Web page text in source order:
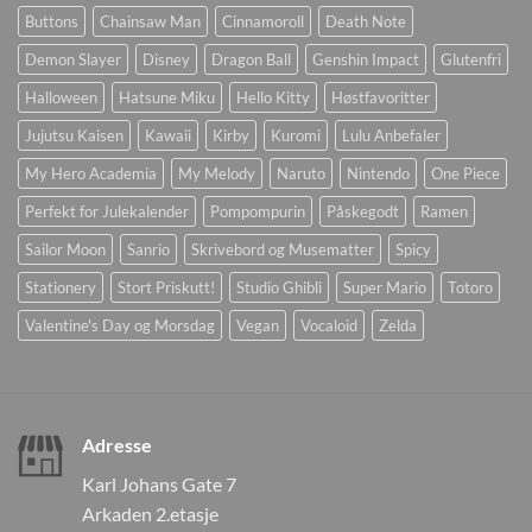
Buttons
Chainsaw Man Cinnamoroll
Death Note
Demon Slayer
Disney Dragon Ball Genshin Impact
Glutenfri
Halloween
Hatsune Miku Hello Kitty
Høstfavoritter
Jujutsu Kaisen
Kawaii Kirby Kuromi
Lulu Anbefaler
My Hero Academia
My Melody Naruto Nintendo
One Piece
Perfekt for Julekalender
Pompompurin Påskegodt
Ramen
Sailor Moon
Sanrio Skrivebord og Musematter
Spicy
Stationery
Stort Priskutt! Studio Ghibli Super Mario
Totoro
Valentine's Day og Morsdag
Vegan Vocaloid Zelda
Adresse
Karl Johans Gate 7
Arkaden 2.etasje